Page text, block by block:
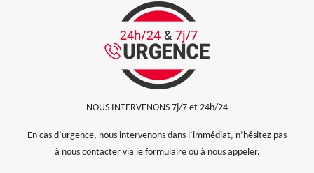
NOUS INTERVENONS 7j/7 et 24h/24
En cas d’urgence, nous intervenons dans l’immédiat, n’hésitez pas
à nous contacter via le formulaire ou à nous appeler.